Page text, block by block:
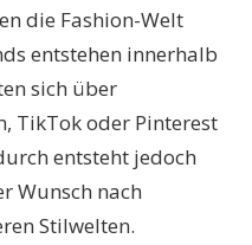
die Fashion-Welt
entstehen innerhalb
sich über
TikTok oder Pinterest
entsteht jedoch
Wunsch nach
Stilwelten.